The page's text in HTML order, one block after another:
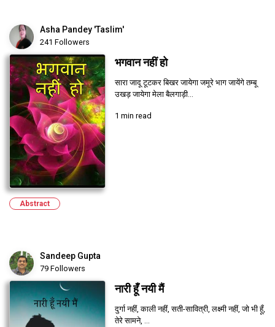
Asha Pandey 'Taslim'
241 Followers
भगवान नहीं हो
सारा जादू टूटकर बिखर जायेगा जमूरे भाग जायेंगे तम्बू
उखड़ जायेगा मेला बैलगाड़ी...
1 min read
Abstract
Sandeep Gupta
79 Followers
नारी हूँ नयी मैं
दुर्गा नहीं, काली नहीं, सती-सावित्री, लक्ष्मी नहीं, जो भी हूँ,
तेरे सामने, ...